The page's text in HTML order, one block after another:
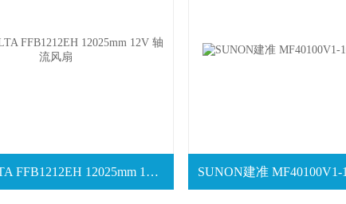
台达DELTA FFB1212EH 12025mm 12V 轴流风扇